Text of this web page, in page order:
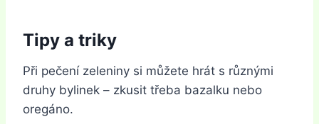
Tipy a triky
Při pečení zeleniny si můžete hrát s různými
druhy bylinek – zkusit třeba bazalku nebo
oregáno.